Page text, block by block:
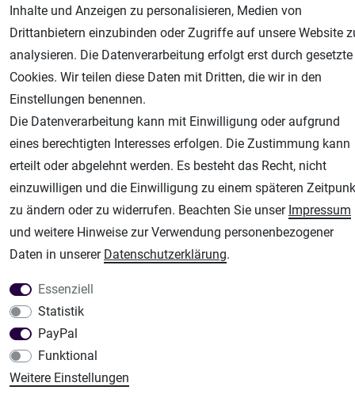
Widerrufsrecht
Unsere weiteren Shops:
Airbrush-City
Fachhandel für: Airbrushpistolen, Kompressoren, Airbrushfarben
Modellbau-City
Modellbau Shop
Plotter-City
Schneideplotter, Transferpressen, Siebdruck und Plotterfolien
Im Shop Kaufen
Küchen Zubehör - Haus/Garten - Tierbedarf
Inhalte und Anzeigen zu personalisieren, Medien von
Drittanbietern einzubinden oder Zugriffe auf unsere Website
analysieren. Die Datenverarbeitung erfolgt erst durch gesetzte
Cookies. Wir teilen diese Daten mit Dritten, die wir in den
Einstellungen benennen.
Die Datenverarbeitung kann mit Einwilligung oder aufgrund
eines berechtigten Interesses erfolgen. Die Zustimmung kann
erteilt oder abgelehnt werden. Es besteht das Recht, nicht
einzuwilligen und die Einwilligung zu einem späteren
zu ändern oder zu widerrufen. Beachten Sie unser Impressum
und weitere Hinweise zur Verwendung personenbezogener
Daten in unserer Daten­schutz­erklärung.
Essenziell
Statistik
PayPal
Funktional
Weitere Einstellungen